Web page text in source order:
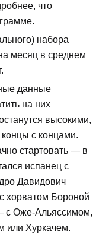
что
набора
месяц в среднем
данные
на них
высокими,
концы с концами.
стартовать — в
испанец с
Давидович
хорватом Бороной
с Оже-Альяссимом,
или Хуркачем.